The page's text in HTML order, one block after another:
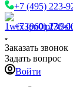
+7 (495) 223-
+7 (960) 230-
Заказать звонок
Задать вопрос
Войти